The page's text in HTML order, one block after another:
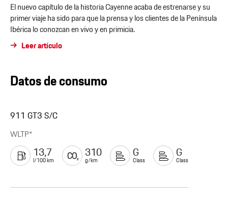
El nuevo capítulo de la historia Cayenne acaba de estrenarse y su
primer viaje ha sido para que la prensa y los clientes de la Península
Ibérica lo conozcan en vivo y en primicia.
Leer artículo
Datos de consumo
911 GT3 S/C
WLTP*
13,7
l/100 km
310
g/km
G
Class
G
Class